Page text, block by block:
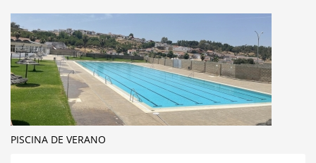
PISCINA DE VERANO